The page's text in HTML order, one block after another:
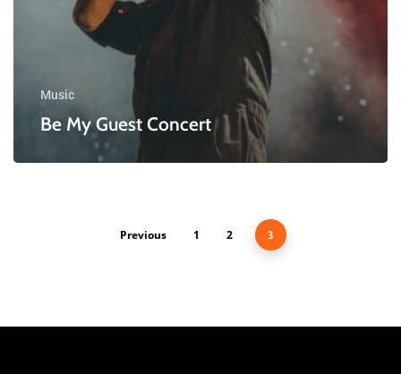
Music
Be My Guest Concert
Previous 1 2 3